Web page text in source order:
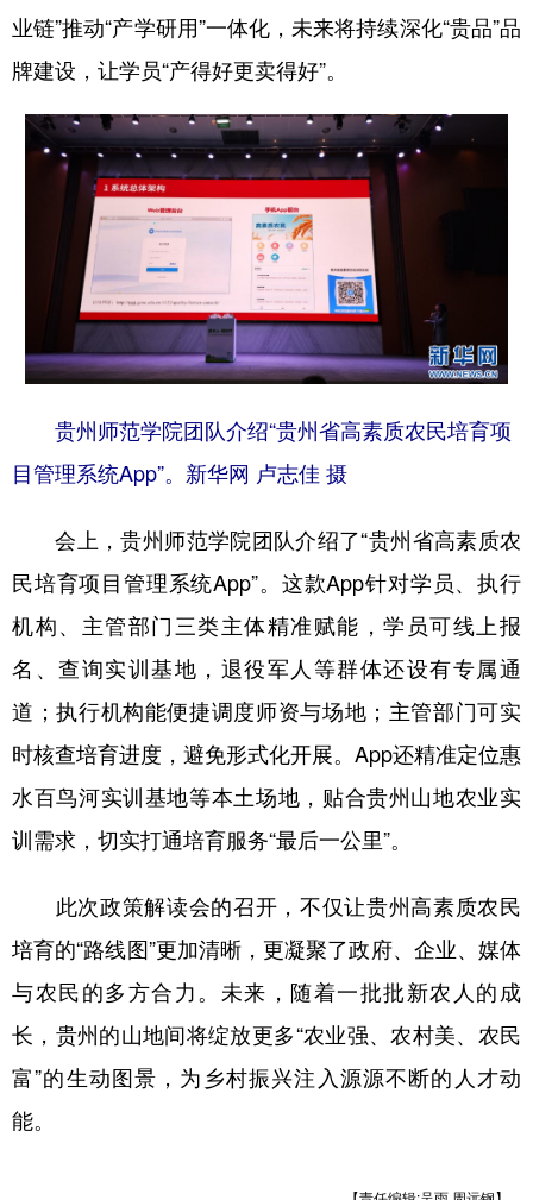
业链”推动“产学研用”一体化，未来将持续深化“贵品”品
牌建设，让学员“产得好更卖得好”。
贵州师范学院团队介绍“贵州省高素质农民培育项
目管理系统App”。新华网 卢志佳 摄
会上，贵州师范学院团队介绍了“贵州省高素质农
民培育项目管理系统App”。这款App针对学员、执行
机构、主管部门三类主体精准赋能，学员可线上报
名、查询实训基地，退役军人等群体还设有专属通
道；执行机构能便捷调度师资与场地；主管部门可实
时核查培育进度，避免形式化开展。App还精准定位惠
水百鸟河实训基地等本土场地，贴合贵州山地农业实
训需求，切实打通培育服务“最后一公里”。
此次政策解读会的召开，不仅让贵州高素质农民
培育的“路线图”更加清晰，更凝聚了政府、企业、媒体
与农民的多方合力。未来，随着一批批新农人的成
长，贵州的山地间将绽放更多“农业强、农村美、农民
富”的生动图景，为乡村振兴注入源源不断的人才动
能。